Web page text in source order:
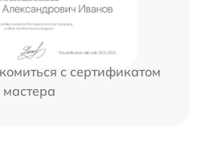
с сертификатом
мастера